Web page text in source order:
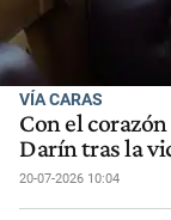
VÍA CARAS
Con el
Darín tras la
20-07-2026 10:04